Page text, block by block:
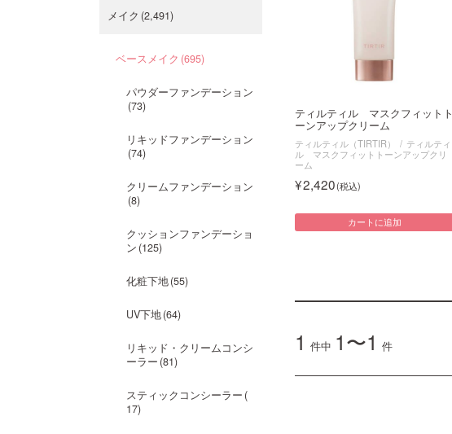
ティルティル マスクフィットト
ーンアップクリーム
ティルティル（TIRTIR）
ティルティ
ル マスクフィットトーンアップクリ
ーム
2,420
カートに追加
1 件中 1〜1 件
メイク 2,491
ベースメイク 695
パウダーファンデーション
73
リキッドファンデーション
74
クリームファンデーション
8
クッションファンデーショ
ン 125
化粧下地 55
UV下地 64
リキッド・クリームコンシ
ーラー 81
スティックコンシーラー
17